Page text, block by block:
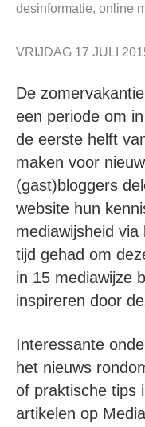
desinformatie, online
VRIJDAG 17 JULI
De
een periode om
de eerste helft
maken voor
(gast)bloggers
website hun
mediawijsheid
tijd gehad om
in 15 mediawijze
inspireren door
Interessante
het nieuws
of praktische tips
artikelen op